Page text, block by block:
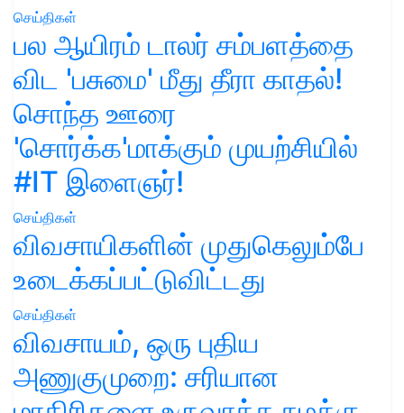
செய்திகள்
பல ஆயிரம் டாலர் சம்பளத்தை
விட 'பசுமை' மீது தீரா காதல்!
சொந்த ஊரை
'சொர்க்க'மாக்கும் முயற்சியில்
#IT இளைஞர்!
செய்திகள்
விவசாயிகளின் முதுகெலும்பே
உடைக்கப்பட்டுவிட்டது
செய்திகள்
விவசாயம், ஒரு புதிய
அணுகுமுறை: சரியான